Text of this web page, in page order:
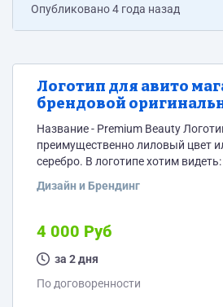
Опубликовано4 года назад
Логотип для авито
брендовой
косметики
Название - Premium Beauty
преимущественно лиловый цвет или пудра. Буквы -
серебро. В логотипе хотим
роскошь. Занимаемся продажей
эксклюзив,декоративная
пастельные тона и серебро Исполнение логотипа
хотим видеть в двух вариантах
подробные брифы заполнены не
Дизайн и Брендинг
4 000 Руб
за 2 дня
По договоренности